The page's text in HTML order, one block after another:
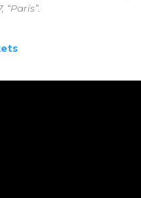
“París”.